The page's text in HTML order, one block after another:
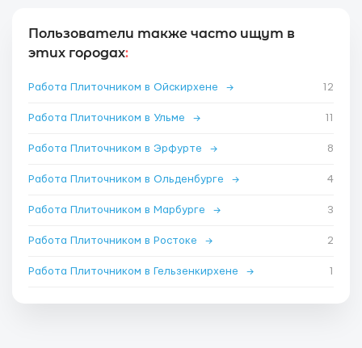
Пользователи также часто ищут в
этих городах:
Работа Плиточником в Ойскирхене → 12
Работа Плиточником в Ульме → 11
Работа Плиточником в Эрфурте → 8
Работа Плиточником в Ольденбурге → 4
Работа Плиточником в Марбурге → 3
Работа Плиточником в Ростоке → 2
Работа Плиточником в Гельзенкирхене → 1